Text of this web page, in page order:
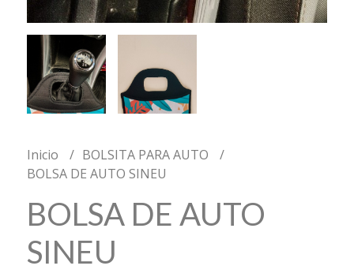
Inicio
BOLSITA PARA AUTO
BOLSA DE AUTO SINEU
BOLSA DE AUTO
SINEU